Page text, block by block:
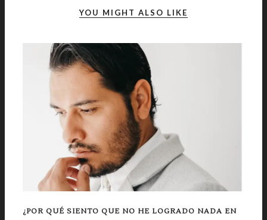
YOU MIGHT ALSO LIKE
¿POR QUÉ SIENTO QUE NO HE LOGRADO NADA EN